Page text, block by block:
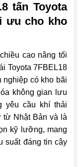
tấn Toyota
ưu cho kho
cao nâng tối
Toyota 7FBEL18
nghiệp có kho bãi
không gian lưu
yêu cầu khí thải
từ Nhật Bản và là
kỹ lưỡng, mang
suất đáng tin cậy